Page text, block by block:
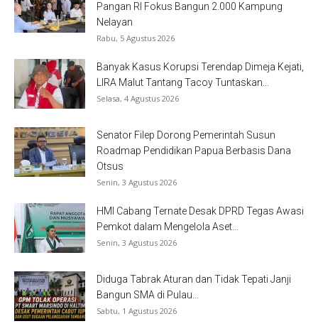
Pangan RI Fokus Bangun 2.000 Kampung
Nelayan
Rabu, 5 Agustus 2026
Banyak Kasus Korupsi Terendap Dimeja Kejati,
LIRA Malut Tantang Tacoy Tuntaskan...
Selasa, 4 Agustus 2026
Senator Filep Dorong Pemerintah Susun
Roadmap Pendidikan Papua Berbasis Dana
Otsus
Senin, 3 Agustus 2026
HMI Cabang Ternate Desak DPRD Tegas Awasi
Pemkot dalam Mengelola Aset...
Senin, 3 Agustus 2026
Diduga Tabrak Aturan dan Tidak Tepati Janji
Bangun SMA di Pulau...
Sabtu, 1 Agustus 2026